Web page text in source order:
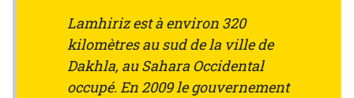
Lamhiriz est à environ 320
kilomètres au sud de la ville de
Dakhla, au Sahara Occidental
occupé. En 2009 le gouvernement